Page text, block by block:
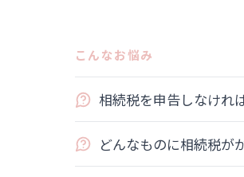
こんなお悩み
相続税を申告しなけれ
どんなものに相続税が